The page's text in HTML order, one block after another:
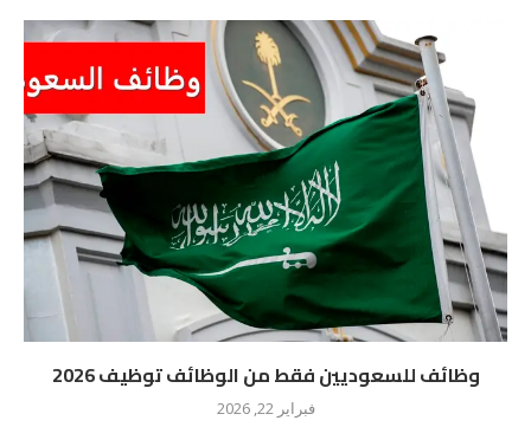
وظائف للسعوديين فقط من الوظائف توظيف 2026
فبراير 22, 2026